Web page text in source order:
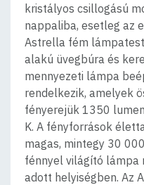
kristályos csillogású
nappaliba, esetleg az
Astrella fém
alakú üvegbúra és
mennyezeti lámpa
rendelkezik, amelyek
fényerejük 1350
K. A fényforrások
magas, mintegy 30
fénnyel világító lámpa
adott helyiségben. Az